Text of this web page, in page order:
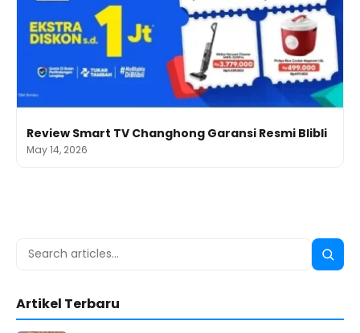
Review Smart TV Changhong Garansi Resmi Blibli
May 14, 2026
Search
Search
Artikel Terbaru